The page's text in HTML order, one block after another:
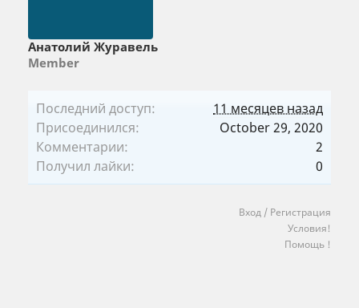
Анатолий Журавель
Member
Последний доступ:
11 месяцев назад
Присоединился:
October 29, 2020
Комментарии:
2
Получил лайки:
0
Вход / Регистрация
Условия!
Помощь !